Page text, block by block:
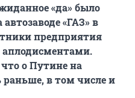
«да» было
«ГАЗ» в
предприятия
о Путине на
раньше, в том числе и